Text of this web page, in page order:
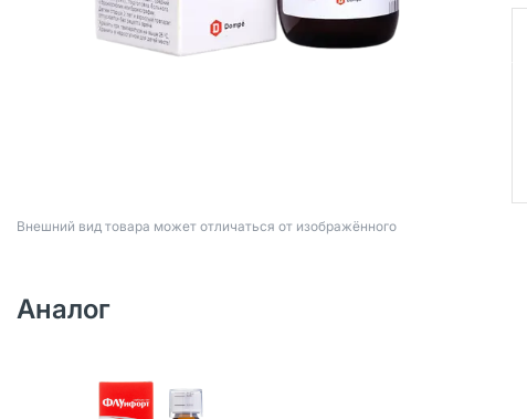
Bнешний вид товара может отличаться от изображённого
Аналог